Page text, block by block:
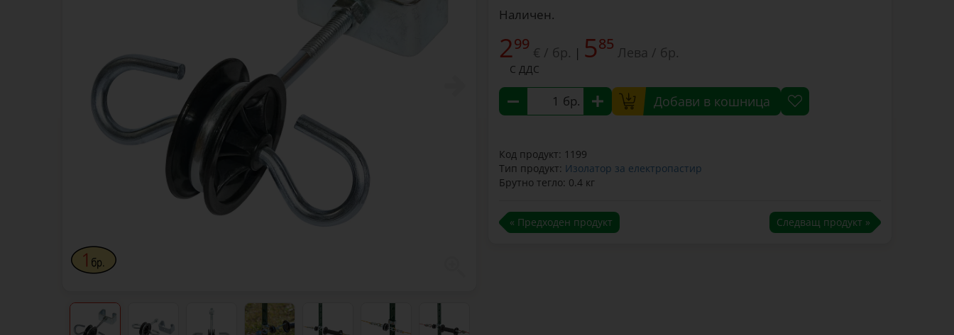
Наличен.
299 € / бр. | 585 Лева / бр.
С ДДС
бр. Добави в кошница
Код продукт: 1199
Тип продукт: Изолатор за електропастир
Брутно тегло: 0.4 кг
« Предходен продукт Следващ продукт »